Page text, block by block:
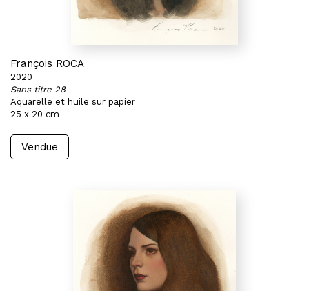
François ROCA
2020
Sans titre 28
Aquarelle et huile sur papier
25 x 20 cm
Vendue